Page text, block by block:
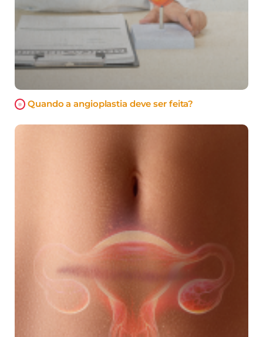
Quando a angioplastia deve ser feita?